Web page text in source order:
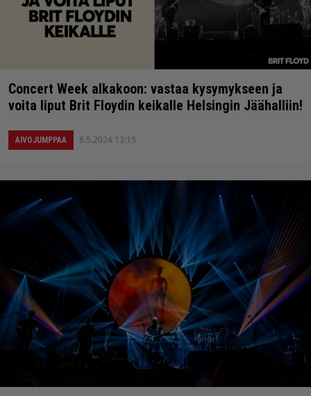
Concert Week alkakoon: vastaa kysymykseen ja
voita liput Brit Floydin keikalle Helsingin Jäähalliin!
AIVOJUMPPAA 8.5.2024 13:15